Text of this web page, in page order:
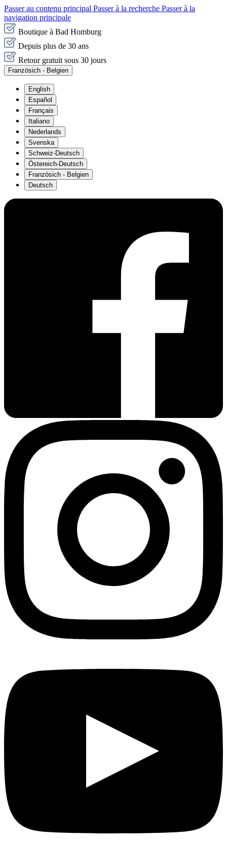
Passer au contenu principal Passer à la recherche Passer à la
navigation principale
Boutique à Bad Homburg
Depuis plus de 30 ans
Retour gratuit sous 30 jours
Französich - Belgien
English
Español
Français
Italiano
Nederlands
Svenska
Schweiz-Deutsch
Östereich-Deutsch
Französich - Belgien
Deutsch